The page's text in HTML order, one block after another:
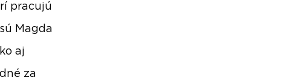
pracujú
Magda
aj
za